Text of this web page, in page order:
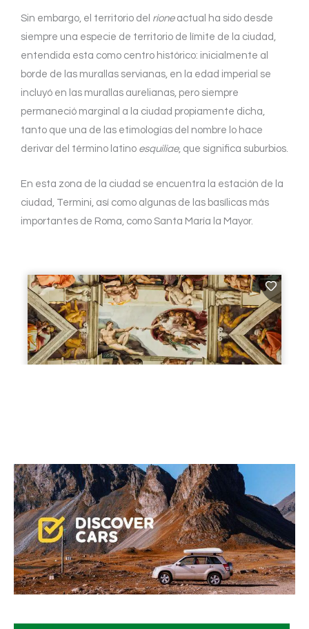
Sin embargo, el territorio del rioneactual ha sido desde
siempre una especie de territorio de límite de la ciudad,
entendida esta como centro histórico: inicialmente al
borde de las murallas servianas, en la edad imperial se
incluyó en las murallas aurelianas, pero siempre
permaneció marginal a la ciudad propiamente dicha,
tanto que una de las etimologías del nombre lo hace
derivar del término latino esquiliae, que significa suburbios.
En esta zona de la ciudad se encuentra la estación de la
ciudad, Termini, así como algunas de las basílicas más
importantes de Roma, como Santa María la Mayor.